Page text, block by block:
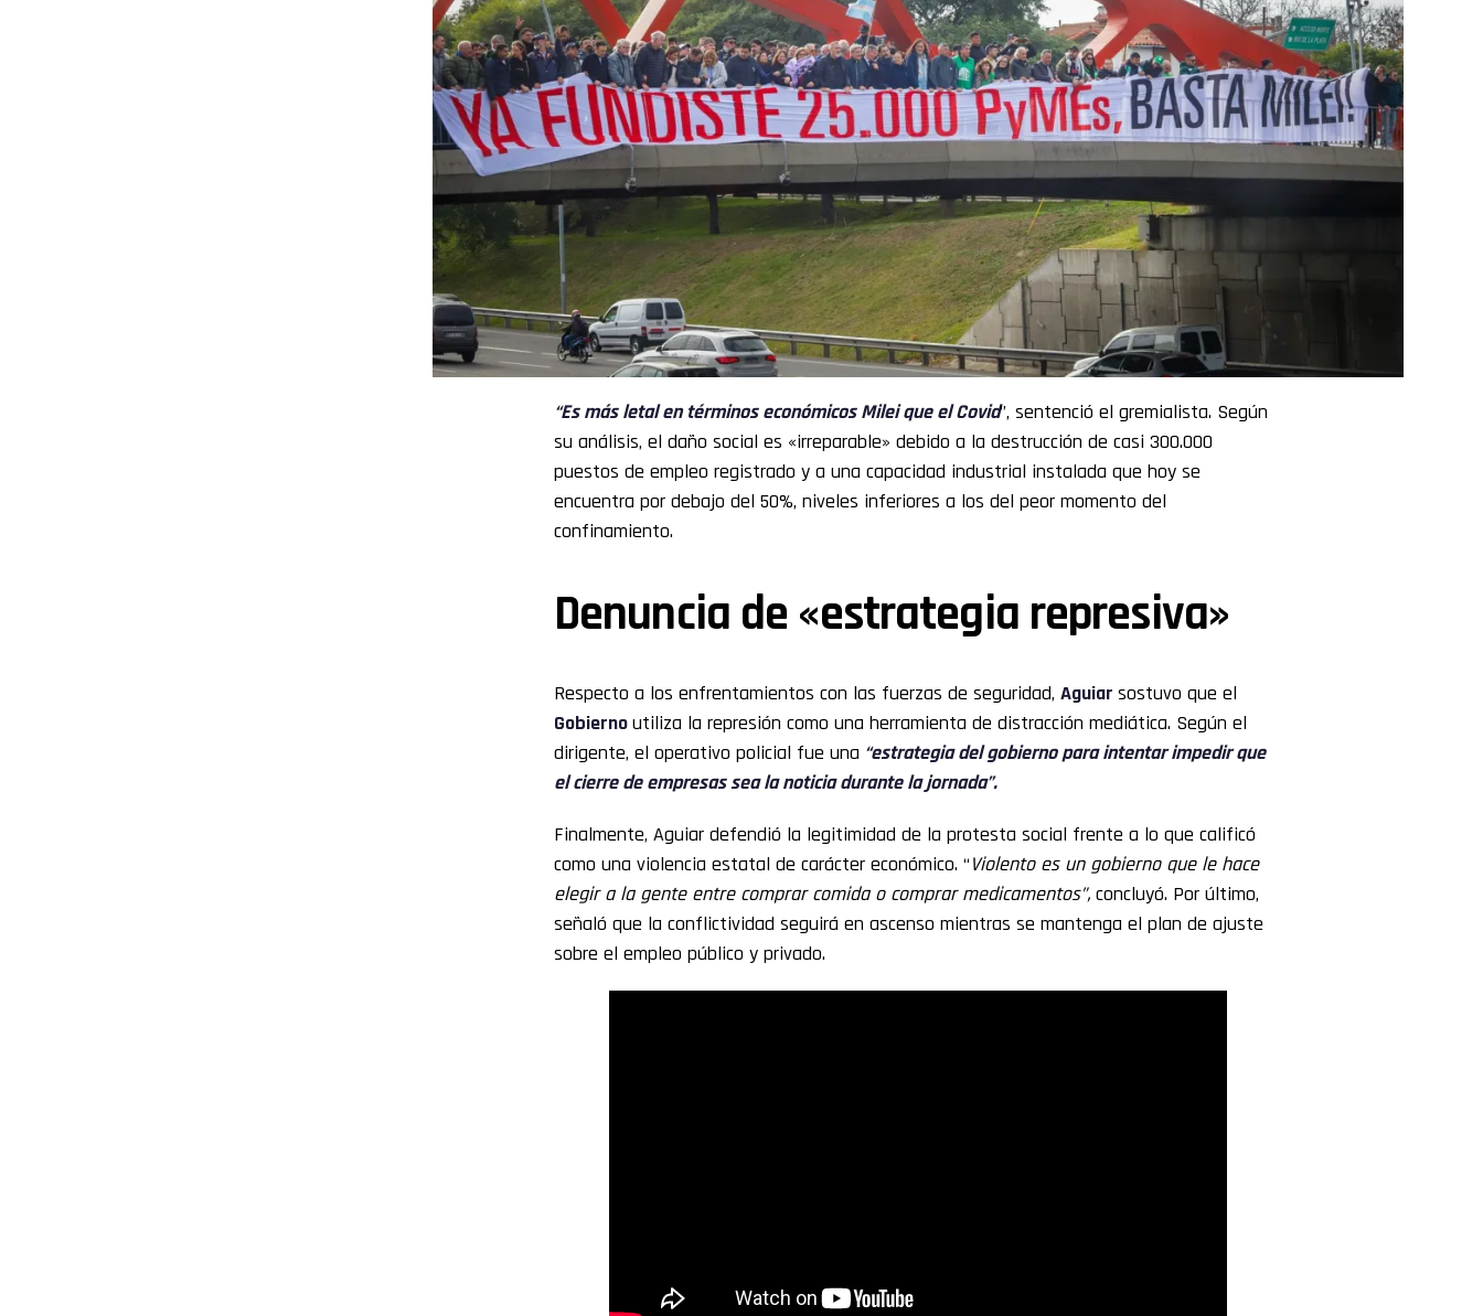
“Es más letal en términos económicos Milei que el Covid”, sentenció el gremialista. Según
su análisis, el daño social es «irreparable» debido a la destrucción de casi 300.000
puestos de empleo registrado y a una capacidad industrial instalada que hoy se
encuentra por debajo del 50%, niveles inferiores a los del peor momento del
confinamiento.
Denuncia de «estrategia represiva»
Respecto a los enfrentamientos con las fuerzas de seguridad, Aguiar sostuvo que el
Gobiernoutiliza la represión como una herramienta de distracción mediática. Según el
dirigente, el operativo policial fue una “estrategia del gobierno para intentar impedir que
el cierre de empresas sea la noticia durante la jornada”.
Finalmente, Aguiar defendió la legitimidad de la protesta social frente a lo que calificó
como una violencia estatal de carácter económico. “Violento es un gobierno que le hace
elegir a la gente entre comprar comida o comprar medicamentos”, concluyó. Por último,
señaló que la conflictividad seguirá en ascenso mientras se mantenga el plan de ajuste
sobre el empleo público y privado.